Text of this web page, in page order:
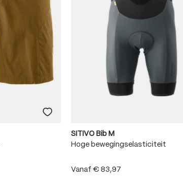
SITIVO Bib M
Hoge bewegingselasticiteit
Vanaf € 83,97